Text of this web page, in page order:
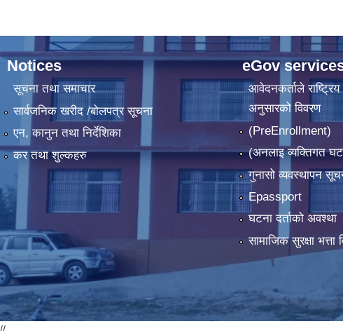
Notices
सूचना तथा समाचार
सार्वजनिक खरीद /बोलपत्र सूचना
एन, कानुन तथा निर्देशिका
कर तथा शुल्कहरु
eGov
आवेदनकर्ताले राष्‍ट्रिय
अनुसारको विवरण
(PreEnrollment)
(अनलाइ व्यक्तिगत
गुनासो व्यवस्थापन
Epassport
घटना दर्ताको अवश्था
सामाजिक सुरक्षा भत्ता
//